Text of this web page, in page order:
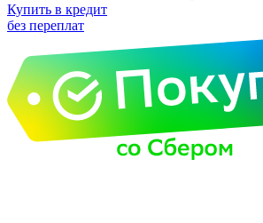
Купить в кредит
без переплат